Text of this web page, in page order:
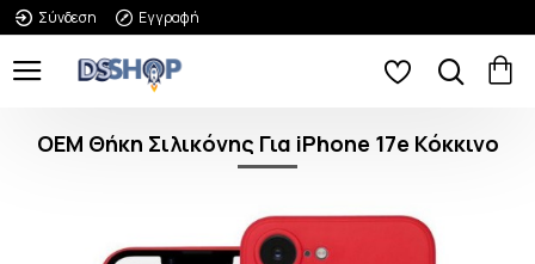
Σύνδεση Εγγραφή
OEM Θήκη Σιλικόνης Για iPhone 17e Κόκκινο